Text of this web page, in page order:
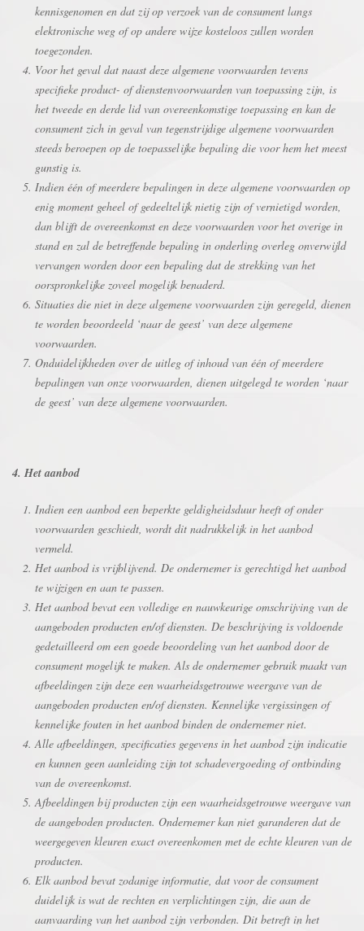
kennisgenomen en dat zij op verzoek van de consument langs
elektronische weg of op andere wijze kosteloos zullen worden
toegezonden.
Voor het geval dat naast deze algemene voorwaarden tevens
specifieke product- of dienstenvoorwaarden van toepassing zijn, is
het tweede en derde lid van overeenkomstige toepassing en kan de
consument zich in geval van tegenstrijdige algemene voorwaarden
steeds beroepen op de toepasselijke bepaling die voor hem het meest
gunstig is.
Indien één of meerdere bepalingen in deze algemene voorwaarden op
enig moment geheel of gedeeltelijk nietig zijn of vernietigd worden,
dan blijft de overeenkomst en deze voorwaarden voor het overige in
stand en zal de betreffende bepaling in onderling overleg onverwijld
vervangen worden door een bepaling dat de strekking van het
oorspronkelijke zoveel mogelijk benaderd.
Situaties die niet in deze algemene voorwaarden zijn geregeld, dienen
te worden beoordeeld ‘naar de geest’ van deze algemene
voorwaarden.
Onduidelijkheden over de uitleg of inhoud van één of meerdere
bepalingen van onze voorwaarden, dienen uitgelegd te worden ‘naar
de geest’ van deze algemene voorwaarden.
4. Het aanbod
Indien een aanbod een beperkte geldigheidsduur heeft of onder
voorwaarden geschiedt, wordt dit nadrukkelijk in het aanbod
vermeld.
Het aanbod is vrijblijvend. De ondernemer is gerechtigd het aanbod
te wijzigen en aan te passen.
Het aanbod bevat een volledige en nauwkeurige omschrijving van de
aangeboden producten en/of diensten. De beschrijving is voldoende
gedetailleerd om een goede beoordeling van het aanbod door de
consument mogelijk te maken. Als de ondernemer gebruik maakt van
afbeeldingen zijn deze een waarheidsgetrouwe weergave van de
aangeboden producten en/of diensten. Kennelijke vergissingen of
kennelijke fouten in het aanbod binden de ondernemer niet.
Alle afbeeldingen, specificaties gegevens in het aanbod zijn indicatie
en kunnen geen aanleiding zijn tot schadevergoeding of ontbinding
van de overeenkomst.
Afbeeldingen bij producten zijn een waarheidsgetrouwe weergave van
de aangeboden producten. Ondernemer kan niet garanderen dat de
weergegeven kleuren exact overeenkomen met de echte kleuren van de
producten.
Elk aanbod bevat zodanige informatie, dat voor de consument
duidelijk is wat de rechten en verplichtingen zijn, die aan de
aanvaarding van het aanbod zijn verbonden. Dit betreft in het